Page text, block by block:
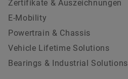
Zertifikate & Auszeichnungen
E-Mobility
Powertrain & Chassis
Vehicle Lifetime Solutions
Bearings & Industrial Solutions